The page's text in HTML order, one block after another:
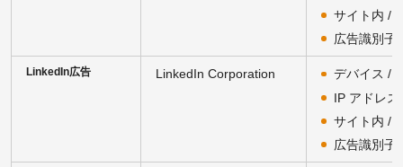
サイト内 /
広告識別子
LinkedIn広告 LinkedIn Corporation
デバイス /
IP アドレス
サイト内 /
広告識別子